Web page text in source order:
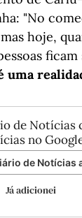
"No
hoje,
ficam
uma
de Notícias
no
de Notícias
Já adicionei